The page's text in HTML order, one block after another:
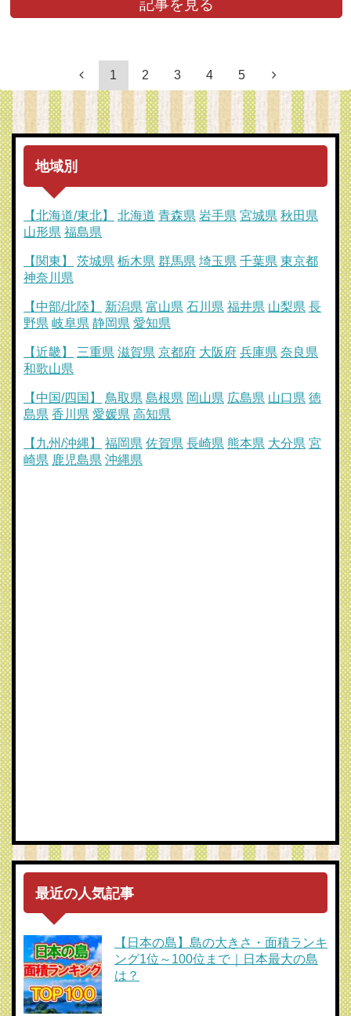
記事を見る
1 2 3 4 5
地域別
【北海道/東北】 北海道 青森県 岩手県 宮城県 秋田県
山形県 福島県
【関東】 茨城県 栃木県 群馬県 埼玉県 千葉県 東京都
神奈川県
【中部/北陸】 新潟県 富山県 石川県 福井県 山梨県 長
野県 岐阜県 静岡県 愛知県
【近畿】 三重県 滋賀県 京都府 大阪府 兵庫県 奈良県
和歌山県
【中国/四国】 鳥取県 島根県 岡山県 広島県 山口県 徳
島県 香川県 愛媛県 高知県
【九州/沖縄】 福岡県 佐賀県 長崎県 熊本県 大分県 宮
崎県 鹿児島県 沖縄県
最近の人気記事
【日本の島】島の大きさ・面積ランキ
ング1位～100位まで｜日本最大の島
は？